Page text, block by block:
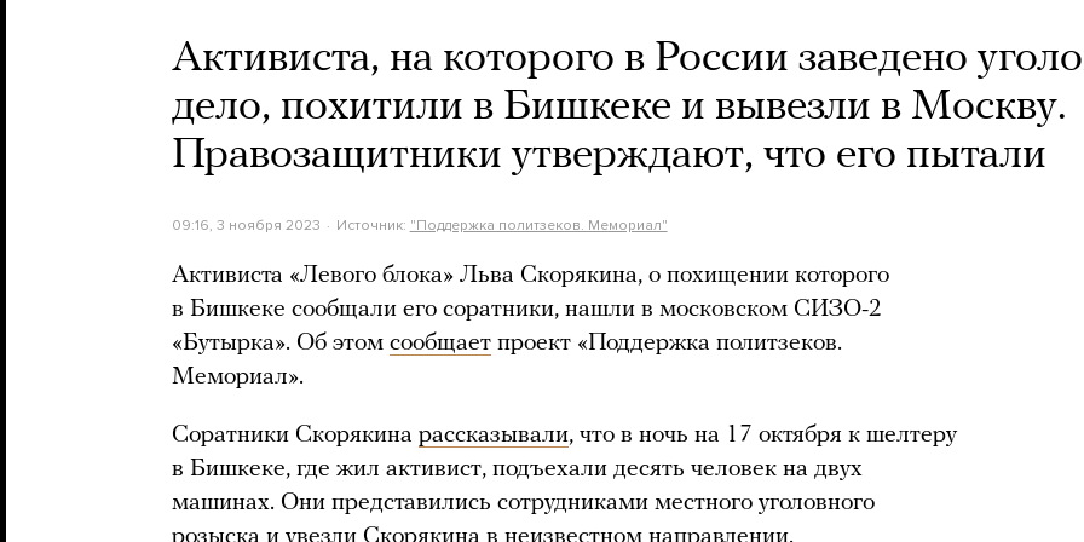
Активиста, на которого в России заведено
дело, похитили в Бишкеке и вывезли в Москву.
Правозащитники утверждают, что его пытали
09:16, 3 ноября 2023 Источник: "Поддержка политзеков. Мемориал"
Активиста «Левого блока» Льва Скорякина, о похищении которого
в Бишкеке сообщали его соратники, нашли в московском СИЗО-2
«Бутырка». Об этом сообщает проект «Поддержка политзеков.
Мемориал».
Соратники Скорякина рассказывали, что в ночь на 17 октября к шелтеру
в Бишкеке, где жил активист, подъехали десять человек на двух
машинах. Они представились сотрудниками местного уголовного
розыска и увезли Скорякина в неизвестном направлении.